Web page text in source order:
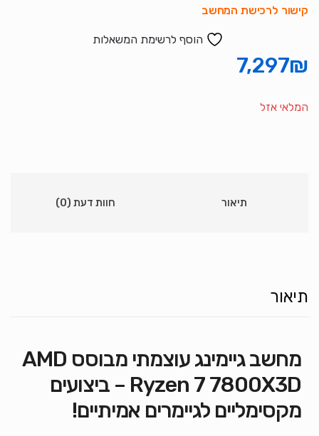
קישור לרכישת המחשב
הוסף לרשימת המשאלות
7,297₪
המלאי אזל
תיאור חוות דעת (0)
תיאור
מחשב גיימינג עוצמתי מבוסס AMD
Ryzen 7 7800X3D – ביצועים
מקסימליים לגיימרים אמיתיים!